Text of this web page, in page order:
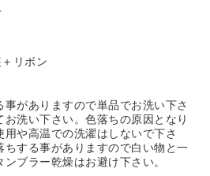
リボン
がありますので単品でお洗い下さ
洗い下さい。色落ちの原因となり
用や高温での洗濯はしないで下さ
ちする事がありますので白い物と一
ブラー乾燥はお避け下さい。